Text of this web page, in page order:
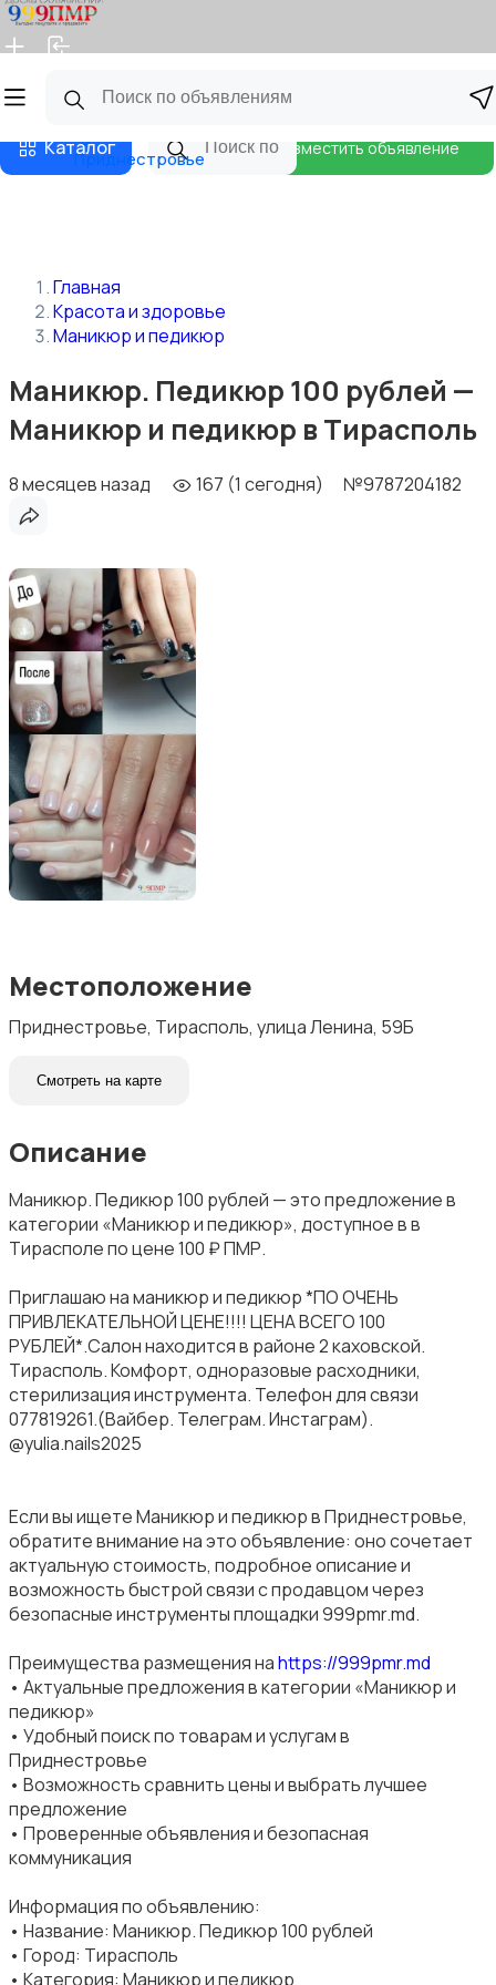
Главная
Каталог
Приднестровье
Разместить объявление
Главная
Красота и здоровье
Маникюр и педикюр
Маникюр. Педикюр 100 рублей —
Маникюр и педикюр в Тирасполь
8 месяцев назад 167 (1 сегодня) №9787204182
Местоположение
Приднестровье, Тирасполь, улица Ленина, 59Б
Смотреть на карте
Описание
Маникюр. Педикюр 100 рублей — это предложение в
категории «Маникюр и педикюр», доступное в в
Тирасполе по цене 100 ₽ ПМР.
Приглашаю на маникюр и педикюр *ПО ОЧЕНЬ
ПРИВЛЕКАТЕЛЬНОЙ ЦЕНЕ!!!! ЦЕНА ВСЕГО 100
РУБЛЕЙ*.Салон находится в районе 2 каховской.
Тирасполь. Комфорт, одноразовые расходники,
стерилизация инструмента. Телефон для связи
077819261.(Вайбер. Телеграм. Инстаграм).
@yulia.nails2025
Если вы ищете Маникюр и педикюр в Приднестровье,
обратите внимание на это объявление: оно сочетает
актуальную стоимость, подробное описание и
возможность быстрой связи с продавцом через
безопасные инструменты площадки 999pmr.md.
Преимущества размещения наhttps://999pmr.md
• Актуальные предложения в категории «Маникюр и
педикюр»
• Удобный поиск по товарам и услугам в
Приднестровье
• Возможность сравнить цены и выбрать лучшее
предложение
• Проверенные объявления и безопасная
коммуникация
Информация по объявлению:
• Название: Маникюр. Педикюр 100 рублей
• Город: Тирасполь
• Категория: Маникюр и педикюр